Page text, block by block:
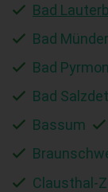
Bad
Bad
Bad
Bad
Bassum
Clausthal-